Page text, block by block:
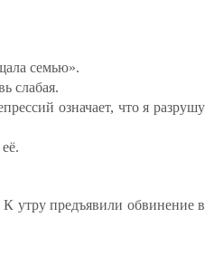
семью».
слабая.
означает, что я разрушу
утру предъявили обвинение в